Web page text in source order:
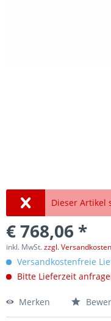
Dieser Artikel
€ 768,06 *
inkl. MwSt.zzgl. Versandkosten
Versandkostenfreie
Bitte Lieferzeit
Merken